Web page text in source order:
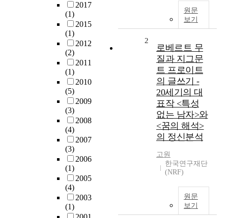
2017
(1)
2015
(1)
2012
(2)
2011
(1)
2010
(5)
2009
(3)
2008
(4)
2007
(3)
2006
(1)
2005
(4)
2003
(1)
원문
보기
2
로베르트 무
질과 지그문
트 프로이트
의 글쓰기 -
20세기의 대
표작 <특성
없는 남자>와
<꿈의 해석>
의 정신분석
고원
한국연구재단
(NRF)
원문
보기